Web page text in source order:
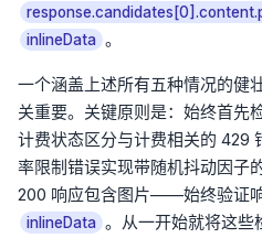
inlineData 。
一个涵盖上述所有五种情况的健
关重要。关键原则是：始终首先
计费状态区分与计费相关的 429
率限制错误实现带随机抖动因子
200 响应包含图片——始终验证
inlineData 。从一开始就将这些